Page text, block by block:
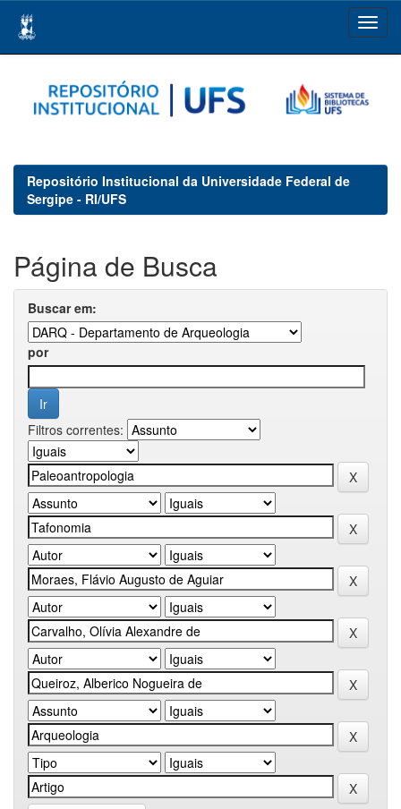
navigation
Repositório Institucional da Universidade Federal de
Sergipe - RI/UFS
Página de Busca
Buscar em:
por
Filtros correntes: